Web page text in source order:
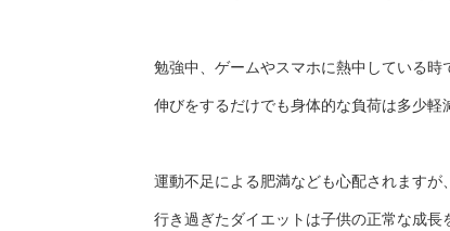
勉強中、ゲームやスマホに熱中している
伸びをするだけでも身体的な負荷は多少軽
運動不足による肥満なども心配されますが
行き過ぎたダイエットは子供の正常な成長